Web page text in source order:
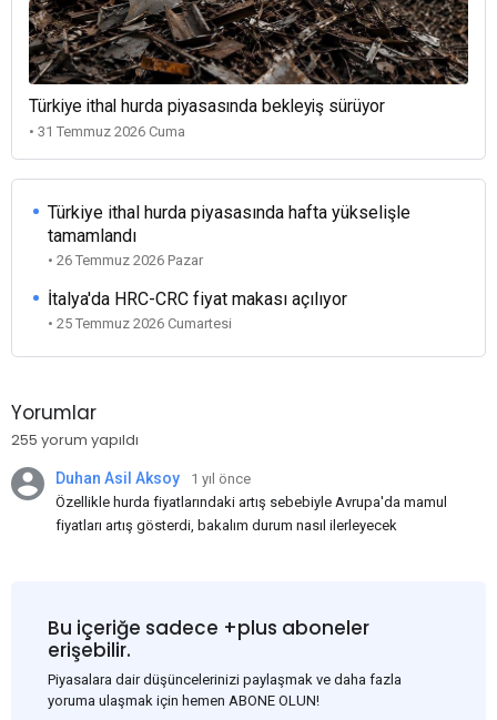
Türkiye ithal hurda piyasasında bekleyiş sürüyor
• 31 Temmuz 2026 Cuma
Türkiye ithal hurda piyasasında hafta yükselişle
tamamlandı
• 26 Temmuz 2026 Pazar
İtalya'da HRC-CRC fiyat makası açılıyor
• 25 Temmuz 2026 Cumartesi
Yorumlar
255 yorum yapıldı
Duhan Asil Aksoy
1 yıl önce
Özellikle hurda fiyatlarındaki artış sebebiyle Avrupa'da mamul
fiyatları artış gösterdi, bakalım durum nasıl ilerleyecek
Bu içeriğe sadece +plus aboneler
erişebilir.
Piyasalara dair düşüncelerinizi paylaşmak ve daha fazla
yoruma ulaşmak için hemen ABONE OLUN!